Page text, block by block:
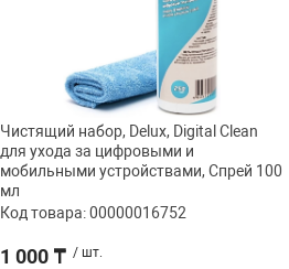
Чистящий набор, Delux, Digital Clean
для ухода за цифровыми и
мобильными устройствами, Спрей 100
мл
Код товара: 00000016752
1 000 ₸ / шт.